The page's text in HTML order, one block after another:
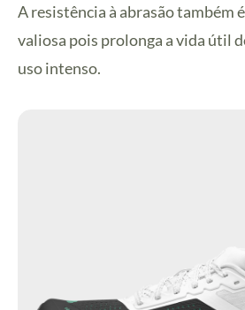
A resistência à abrasão também
valiosa pois prolonga a vida útil
uso intenso.